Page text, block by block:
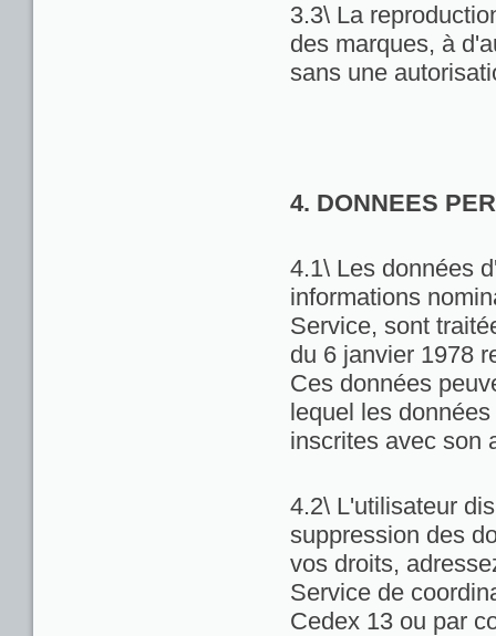
3.3\ La
des marques, à
sans une
4. DONNEES
4.1\ Les données
informations
Service, sont
du 6 janvier 1978
Ces données
lequel les
inscrites avec son
4.2\ L'utilisateur
suppression des
vos droits,
Service de
Cedex 13 ou par